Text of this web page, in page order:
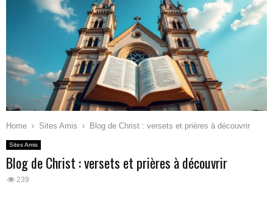
Home Sites Amis Blog de Christ : versets et prières à découvrir
Sites Amis
Blog de Christ : versets et prières à découvrir
239